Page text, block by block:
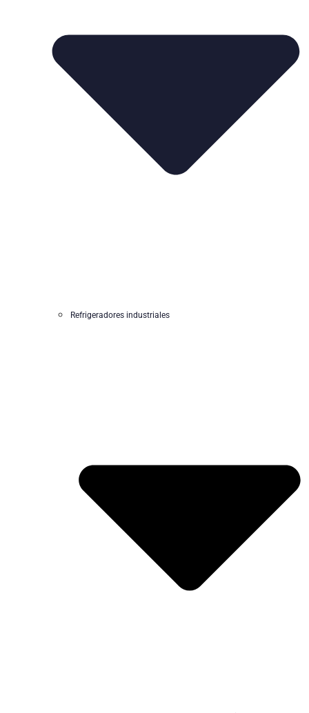
Refrigeradores industriales